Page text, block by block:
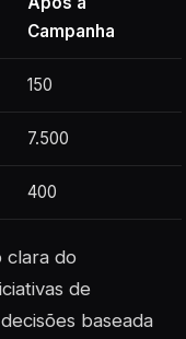
Campanha
150
7.500
400
clara do
de
baseada